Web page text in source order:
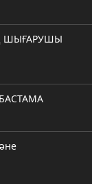
ШЫҒАРУШЫ